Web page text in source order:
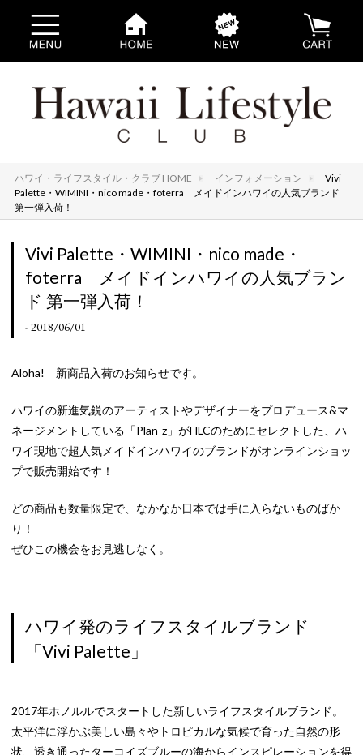
ハワイ・ライフスタイル・クラブ HOME インフォメーション
Vivi
Palette・WIMINI・nico made・foterra メイドインハワイの人気ブランド
第一弾入荷！
Vivi Palette・WIMINI・nico made・
foterra メイドインハワイの人気ブラン
ド 第一弾入荷！
- 2018/06/01
Aloha! 新商品入荷のお知らせです。
ハワイの新進気鋭のアーティストやデザイナーをプロデュース&マ
ネージメントしている「Plan-z」がHLCのためにセレクトした、ハ
ワイ現地で超人気メイドインハワイのブランドがオンラインショッ
プで販売開始です！
どの商品も数量限定で、なかなか日本では手に入らないものばか
り！
ぜひこの機会をお見逃しなく。
ハワイ発のライフスタイルブランド
「Vivi Palette」
2017年ホノルルでスタートした新しいライフスタイルブランド。
太平洋に浮かぶ美しい島々やトロピカルな気候で育った自然の形
状、透き通ったターコイズブルーの海からインスピレーションを得